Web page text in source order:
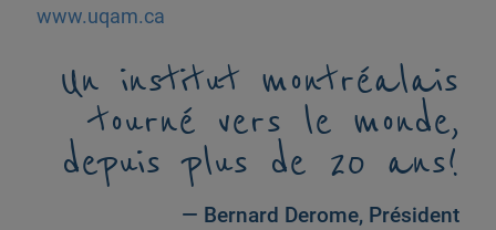
www.uqam.ca
Un institut montréalais
tourné vers le monde,
depuis plus de 20 ans!
— Bernard Derome, Président